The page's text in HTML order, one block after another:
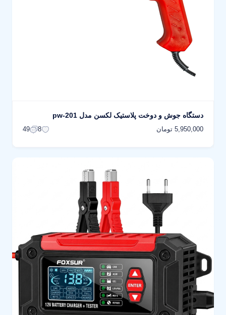
دستگاه جوش و دوخت پلاستیک لکسن مدل pw-201
5,950,000 تومان 8
49